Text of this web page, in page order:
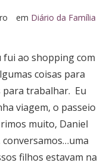
em Diário da Família
fui ao shopping com
coisas para
para trabalhar. Eu
viagem, o passeio
muito, Daniel
filhos estavam na